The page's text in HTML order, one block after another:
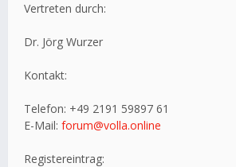
Vertreten durch:
Dr. Jörg Wurzer
Kontakt:
Telefon: +49 2191 59897 61
E-Mail: forum@volla.online
Registereintrag: